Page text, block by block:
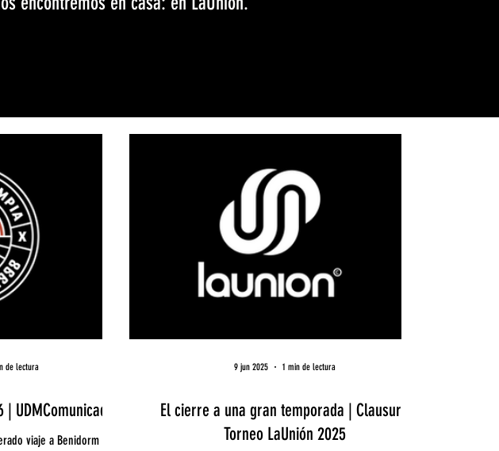
UDMComunicado
viaje a Benidorm para
de lectura
El cierre a una gran temporada | Clausura
Torneo LaUnión 2025
9 jun 2025 1 min de lectura